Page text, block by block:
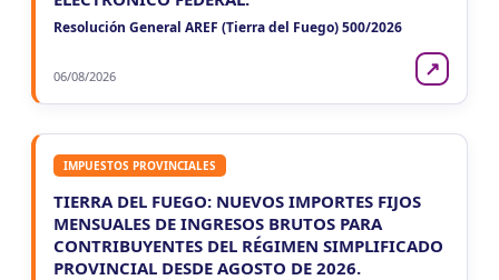
Agentes Ret. Perc. Jujuy
CUIT 0-1-2-3-4-…
7
CUIT 5-6-7-8-9-…
7 Agentes Retencion La Rioja
CUIT 5-6-7-8-9-…
NEUQUEN
Resolución General AREF (Tierra del Fuego) 500/2026
06/08/2026 ↗
IMPUESTOS PROVINCIALES
TIERRA DEL FUEGO: NUEVOS IMPORTES FIJOS
MENSUALES DE INGRESOS BRUTOS PARA
CONTRIBUYENTES DEL RÉGIMEN SIMPLIFICADO
PROVINCIAL DESDE AGOSTO DE 2026.